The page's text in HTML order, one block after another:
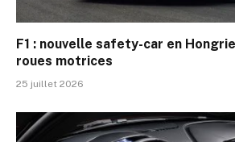
F1 : nouvelle safety-car en
roues motrices
25 juillet 2026